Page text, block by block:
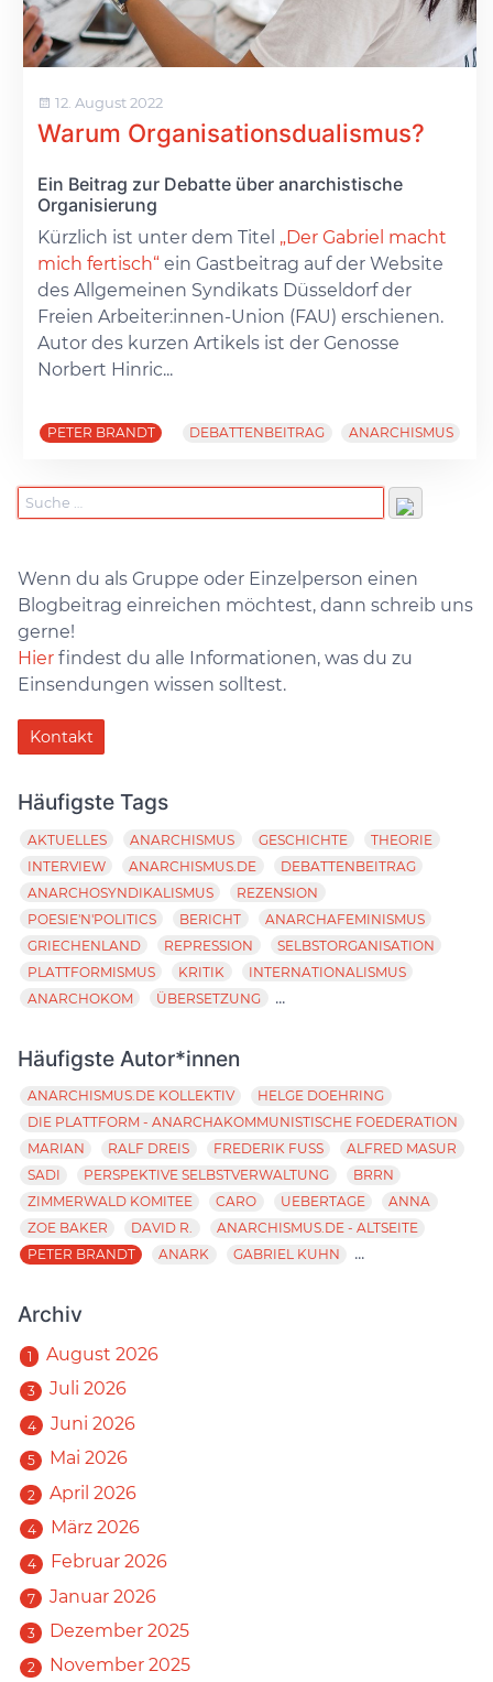
12. August 2022
Warum Organisationsdualismus?
Ein Beitrag zur Debatte über anarchistische
Organisierung
Kürzlich ist unter dem Titel „Der Gabriel macht
mich fertisch“ein Gastbeitrag auf der Website
des Allgemeinen Syndikats Düsseldorf der
Freien Arbeiter:innen-Union (FAU) erschienen.
Autor des kurzen Artikels ist der Genosse
Norbert Hinric...
PETER BRANDT DEBATTENBEITRAG ANARCHISMUS
Wenn du als Gruppe oder Einzelperson einen
Blogbeitrag einreichen möchtest, dann schreib uns
gerne!
Hier findest du alle Informationen, was du zu
Einsendungen wissen solltest.
Kontakt
Häufigste Tags
AKTUELLES ANARCHISMUS GESCHICHTE
THEORIE
INTERVIEW
ANARCHISMUS.DE
DEBATTENBEITRAG
ANARCHOSYNDIKALISMUS
REZENSION
POESIE'N'POLITICS
BERICHT
ANARCHAFEMINISMUS
GRIECHENLAND
REPRESSION
SELBSTORGANISATION
PLATTFORMISMUS
KRITIK
INTERNATIONALISMUS
ANARCHOKOM
ÜBERSETZUNG ...
Häufigste Autor*innen
ANARCHISMUS.DE KOLLEKTIV
HELGE DOEHRING
DIE PLATTFORM - ANARCHAKOMMUNISTISCHE FOEDERATION
MARIAN
RALF DREIS FREDERIK FUSS
ALFRED MASUR
SADI
PERSPEKTIVE SELBSTVERWALTUNG
BRRN
ZIMMERWALD KOMITEE
CARO UEBERTAGE
ANNA
ZOE BAKER
DAVID R.
ANARCHISMUS.DE - ALTSEITE
PETER BRANDT
ANARK GABRIEL KUHN ...
Archiv
1 August 2026
3 Juli 2026
4 Juni 2026
5 Mai 2026
2 April 2026
4 März 2026
4 Februar 2026
7 Januar 2026
3 Dezember 2025
2 November 2025